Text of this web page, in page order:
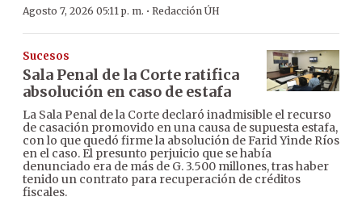
Agosto 7, 2026 05:11 p. m. · Redacción ÚH
Sucesos
Sala Penal de la Corte ratifica
absolución en caso de estafa
La Sala Penal de la Corte declaró inadmisible el recurso
de casación promovido en una causa de supuesta estafa,
con lo que quedó firme la absolución de Farid Yinde Ríos
en el caso. El presunto perjuicio que se había
denunciado era de más de G. 3.500 millones, tras haber
tenido un contrato para recuperación de créditos
fiscales.